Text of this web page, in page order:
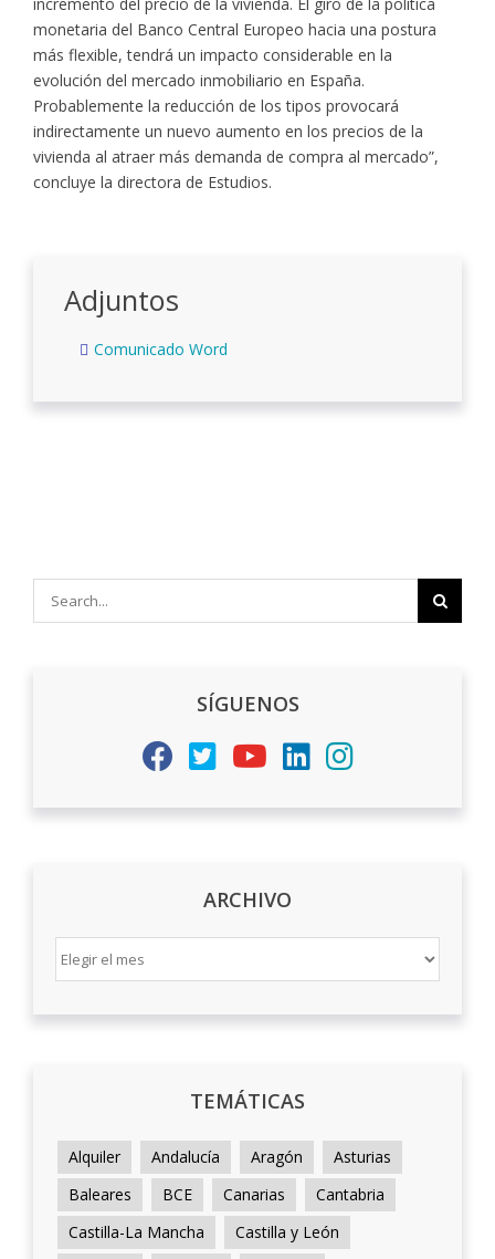
monetaria del Banco Central Europeo hacia una postura
más flexible, tendrá un impacto considerable en la
evolución del mercado inmobiliario en España.
Probablemente la reducción de los tipos provocará
indirectamente un nuevo aumento en los precios de la
vivienda al atraer más demanda de compra al mercado”,
concluye la directora de Estudios.
Adjuntos
Comunicado Word
SÍGUENOS
ARCHIVO
TEMÁTICAS
Alquiler Andalucía Aragón
Asturias
Baleares
BCE Canarias
Cantabria
Castilla-La Mancha
Castilla y León